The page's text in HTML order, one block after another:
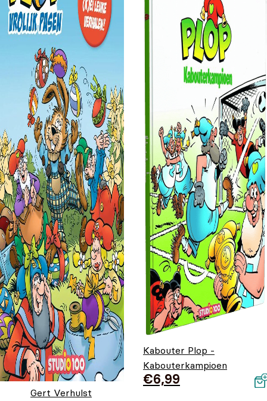
Gert Verhulst
Kabouter Plop -
Kabouterkampioen
€6,99